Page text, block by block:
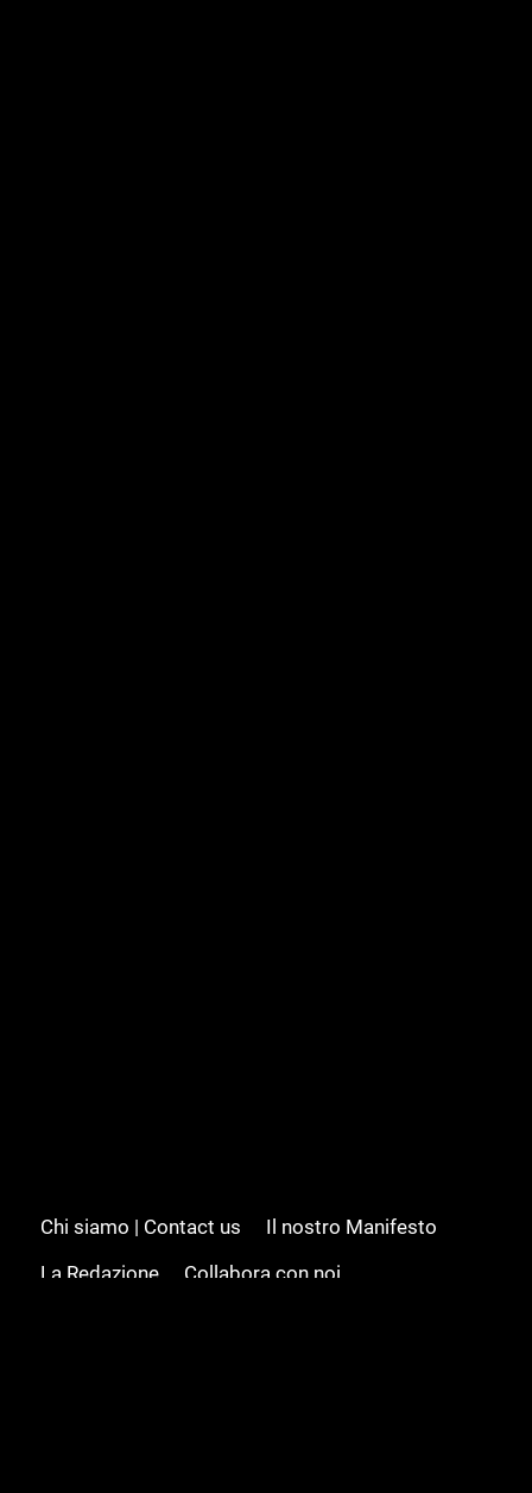
Chi siamo | Contact us
Il nostro Manifesto
La Redazione
Collabora con noi